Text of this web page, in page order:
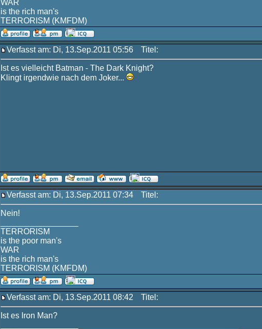
WAR
is the rich man's
TERRORISM (KMFDM)
Verfasst am: Di, 13.Sep.2011 05:56 Titel:
Ist es vielleicht Batman - The Dark Knight?
Klingt irgendwie nach dem Joker...
Verfasst am: Di, 13.Sep.2011 07:34 Titel:
Nein!
TERRORISM
is the poor man's
WAR
is the rich man's
TERRORISM (KMFDM)
Verfasst am: Di, 13.Sep.2011 08:42 Titel:
Ist es Iron Man?